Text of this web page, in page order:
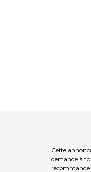
Cette
demande à